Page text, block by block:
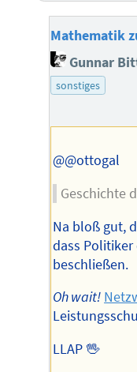
Mathematik
Gunnar
sonstiges
@@ottogal
Geschichte
Na bloß gut,
dass Politiker
beschließen.
Oh wait!
LLAP 🖖